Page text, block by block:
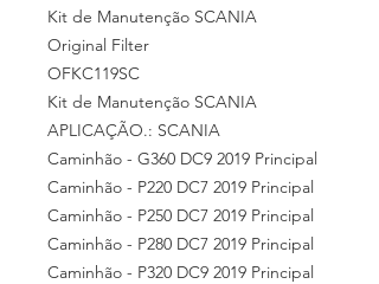
Kit de Manutenção SCANIA
Original Filter
OFKC119SC
Kit de Manutenção SCANIA
APLICAÇÃO.: SCANIA
Caminhão - G360 DC9 2019 Principal
Caminhão - P220 DC7 2019 Principal
Caminhão - P250 DC7 2019 Principal
Caminhão - P280 DC7 2019 Principal
Caminhão - P320 DC9 2019 Principal